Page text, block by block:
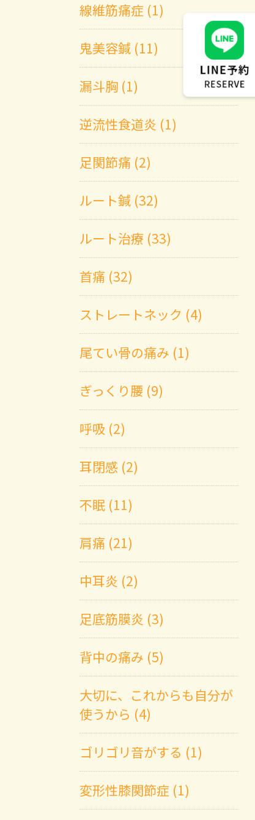
線維筋痛症 (1)
鬼美容鍼 (11)
漏斗胸 (1)
逆流性食道炎 (1)
足関節痛 (2)
ルート鍼 (32)
ルート治療 (33)
首痛 (32)
ストレートネック (4)
尾てい骨の痛み (1)
ぎっくり腰 (9)
呼吸 (2)
耳閉感 (2)
不眠 (11)
肩痛 (21)
中耳炎 (2)
足底筋膜炎 (3)
背中の痛み (5)
大切に、これからも自分が
使うから (4)
ゴリゴリ音がする (1)
変形性膝関節症 (1)